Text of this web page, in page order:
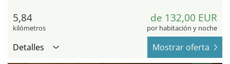
5,84
kilómetros
de 132,00 EUR
por habitación y noche
Detalles Mostrar oferta